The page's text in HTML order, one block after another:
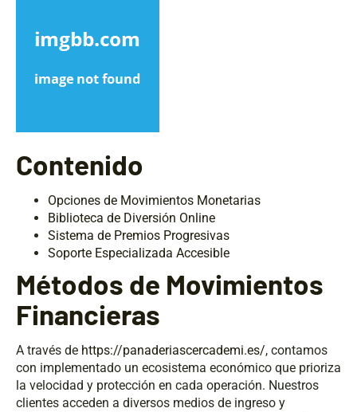
Contenido
Opciones de Movimientos Monetarias
Biblioteca de Diversión Online
Sistema de Premios Progresivas
Soporte Especializada Accesible
Métodos de Movimientos
Financieras
A través de https://panaderiascercademi.es/, contamos
con implementado un ecosistema económico que prioriza
la velocidad y protección en cada operación. Nuestros
clientes acceden a diversos medios de ingreso y